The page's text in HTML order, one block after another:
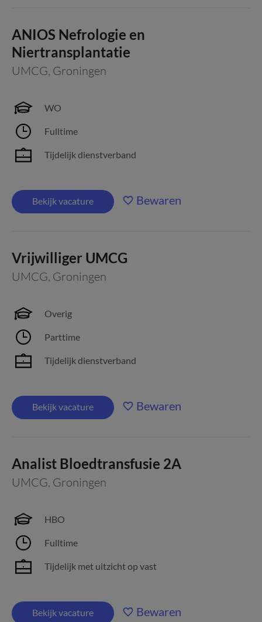
ANIOS Nefrologie en
Niertransplantatie
UMCG, Groningen
WO
Fulltime
Tijdelijk dienstverband
Bekijk vacature Bewaren
Vrijwilliger UMCG
UMCG, Groningen
Overig
Parttime
Tijdelijk dienstverband
Bekijk vacature Bewaren
Analist Bloedtransfusie 2A
UMCG, Groningen
HBO
Fulltime
Tijdelijk met uitzicht op vast
Bekijk vacature Bewaren